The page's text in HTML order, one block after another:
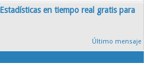
Estadísticas en tiempo real gratis para